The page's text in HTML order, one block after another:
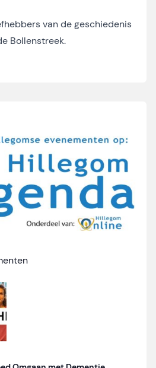
van de geschiedenis
Bollenstreek.